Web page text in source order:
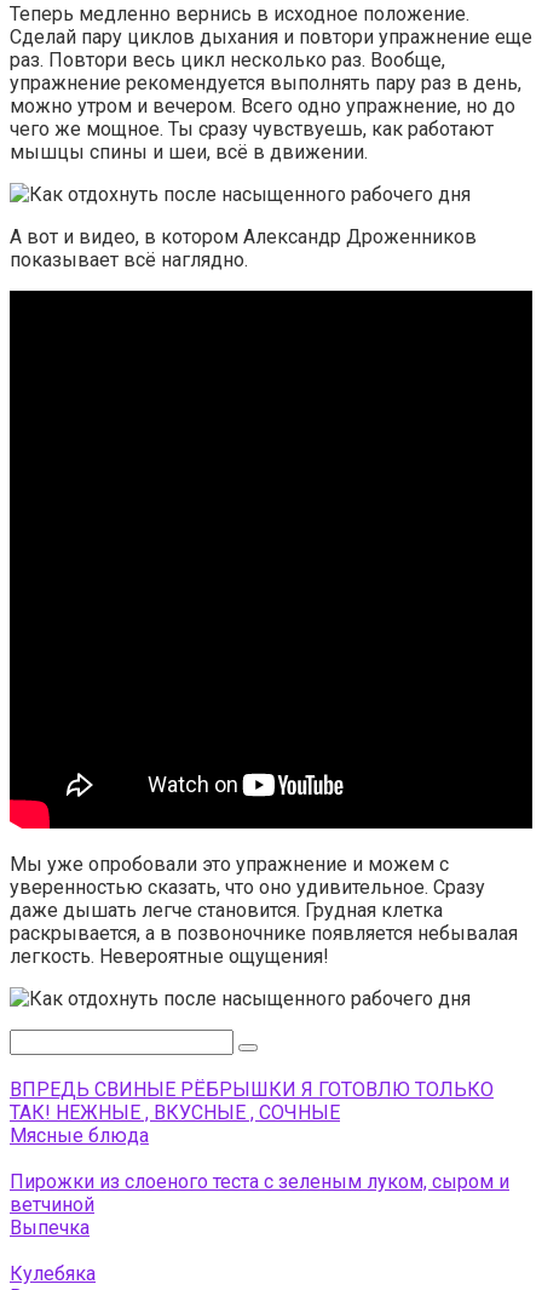
Теперь медленно вернись в исходное положение.
Сделай пару циклов дыхания и повтори упражнение еще
раз. Повтори весь цикл несколько раз. Вообще,
упражнение рекомендуется выполнять пару раз в день,
можно утром и вечером. Всего одно упражнение, но до
чего же мощное. Ты сразу чувствуешь, как работают
мышцы спины и шеи, всё в движении.
А вот и видео, в котором Александр Дроженников
показывает всё наглядно.
Мы уже опробовали это упражнение и можем с
уверенностью сказать, что оно удивительное. Сразу
даже дышать легче становится. Грудная клетка
раскрывается, а в позвоночнике появляется небывалая
легкость. Невероятные ощущения!
ВПРЕДЬ СВИНЫЕ РЁБРЫШКИ Я ГОТОВЛЮ ТОЛЬКО
ТАК! НЕЖНЫЕ , ВКУСНЫЕ , СОЧНЫЕ
Мясные блюда
Пирожки из слоеного теста с зеленым луком, сыром и
ветчиной
Выпечка
Кулебяка